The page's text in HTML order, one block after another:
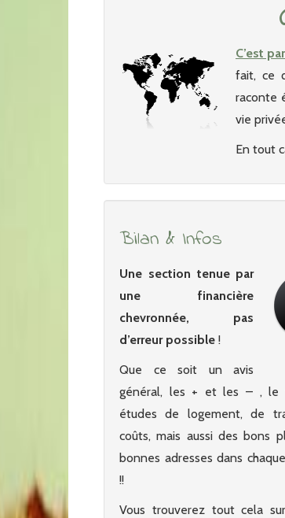
C’est
fait, ce
raconte
vie
En tout
Bilan & Infos
Une section tenue par
une financière
chevronnée, pas
d’erreur possible !
Que ce soit un avis
général, les + et les – , le
études de logement, de
coûts, mais aussi des bons
bonnes adresses dans
!!
Vous trouverez tout cela